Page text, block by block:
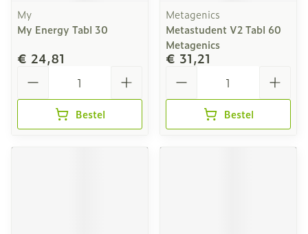
My
My Energy Tabl 30
€ 24,81
Bestel
Metagenics
Metastudent V2 Tabl 60
Metagenics
€ 31,21
Bestel